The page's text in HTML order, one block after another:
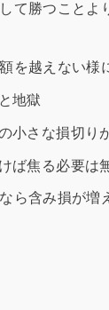
て勝つことよ
を越えない様
地獄
小さな損切り
ば焦る必要は
ら含み損が増